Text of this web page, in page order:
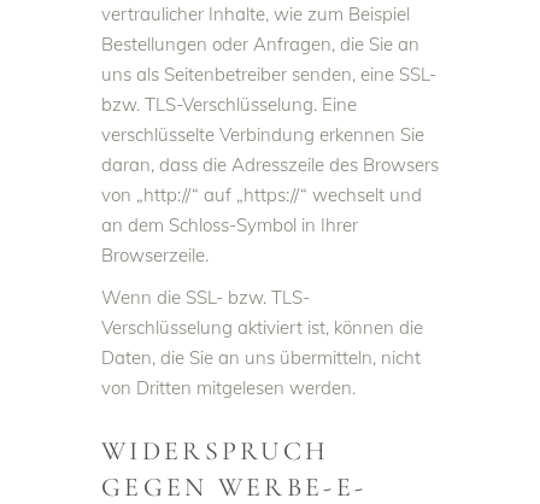
vertraulicher Inhalte, wie zum Beispiel
Bestellungen oder Anfragen, die Sie an
uns als Seitenbetreiber senden, eine SSL-
bzw. TLS-Verschlüsselung. Eine
verschlüsselte Verbindung erkennen Sie
daran, dass die Adresszeile des Browsers
von „http://“ auf „https://“ wechselt und
an dem Schloss-Symbol in Ihrer
Browserzeile.
Wenn die SSL- bzw. TLS-
Verschlüsselung aktiviert ist, können die
Daten, die Sie an uns übermitteln, nicht
von Dritten mitgelesen werden.
WIDERSPRUCH
GEGEN WERBE-E-